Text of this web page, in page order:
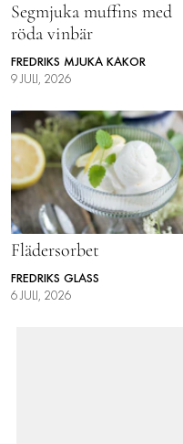
Segmjuka muffins med
röda vinbär
FREDRIKS MJUKA KAKOR
9 JULI, 2026
Flädersorbet
FREDRIKS GLASS
6 JULI, 2026